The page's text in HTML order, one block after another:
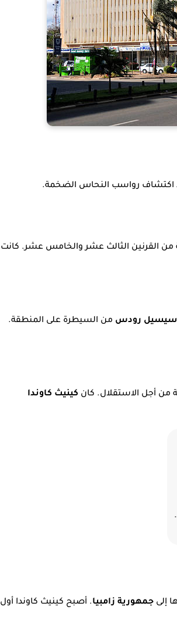
اكتشاف رواسب النحاس الضخمة.
من القرنين الثالث عشر والخامس عشر. كانت
سيسيل رودس من السيطرة على المنطقة.
من أجل الاستقلال. كان كينيث كاوندا
إلى جمهورية زامبيا. أصبح كينيث كاوندا أول